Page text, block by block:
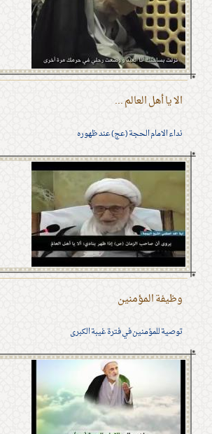
الا يا أهل العالم ...
نداء الامام الحجة (عج) عند ظهوره
وظيفة المؤمنين
توصية للمؤمنين في فترة غيبة الكبرى